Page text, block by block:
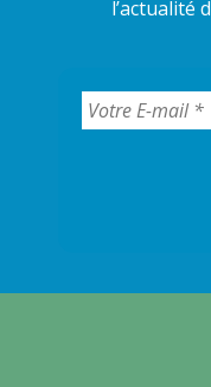
l’actualité